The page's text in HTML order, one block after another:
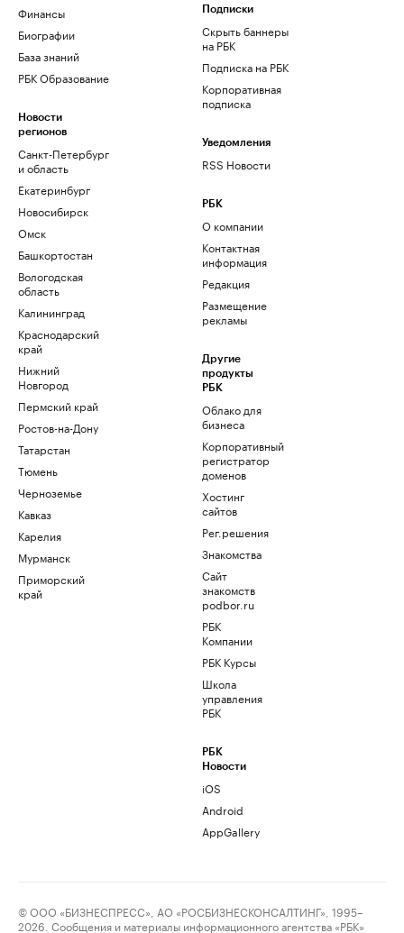
Финансы
Биографии
База знаний
РБК Образование
Новости
регионов
Санкт-Петербург
и область
Екатеринбург
Новосибирск
Омск
Башкортостан
Вологодская
область
Калининград
Краснодарский
край
Нижний
Новгород
Пермский край
Ростов-на-Дону
Татарстан
Тюмень
Черноземье
Кавказ
Карелия
Мурманск
Приморский
край
Подписки
Скрыть баннеры
на РБК
Подписка на РБК
Корпоративная
подписка
Уведомления
RSS Новости
РБК
О компании
Контактная
информация
Редакция
Размещение
рекламы
Другие
продукты
РБК
Облако для
бизнеса
Корпоративный
регистратор
доменов
Хостинг
сайтов
Рег.решения
Знакомства
Сайт
знакомств
podbor.ru
РБК
Компании
РБК Курсы
Школа
управления
РБК
РБК
Новости
iOS
Android
AppGallery
© ООО «БИЗНЕСПРЕСС», АО «РОСБИЗНЕСКОНСАЛТИНГ», 1995–
2026. Сообщения и материалы информационного агентства «РБК»